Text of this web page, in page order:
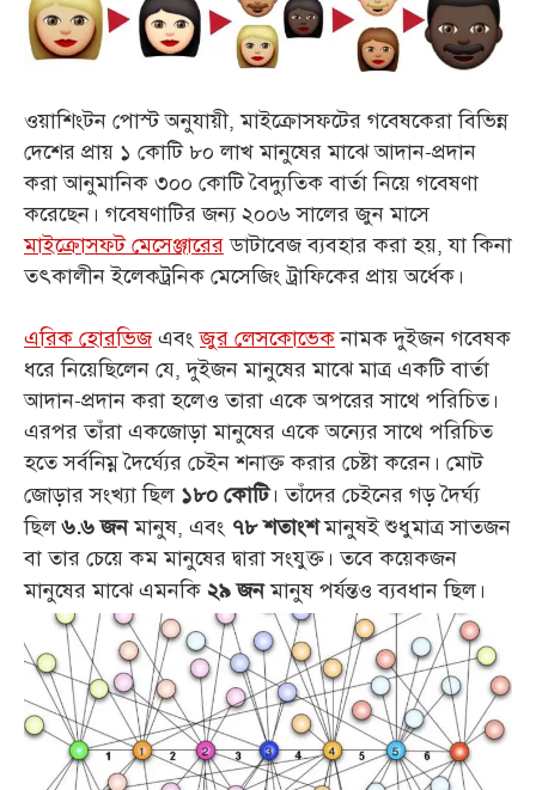
ওয়াশিংটন পোস্ট অনুযায়ী, মাইক্রোসফটের গবেষকেরা বিভিন্ন
দেশের প্রায় ১ কোটি ৮০ লাখ মানুষের মাঝে আদান-প্রদান
করা আনুমানিক ৩০০ কোটি বৈদ্যুতিক বার্তা নিয়ে গবেষণা
করেছেন। গবেষণাটির জন্য ২০০৬ সালের জুন মাসে
মাইক্রোসফট মেসেঞ্জারেরডাটাবেজ ব্যবহার করা হয়, যা কিনা
তৎকালীন ইলেকট্রনিক মেসেজিং ট্রাফিকের প্রায় অর্ধেক।
এরিক হোরভিজএবংজুর লেসকোভেকনামক দুইজন গবেষক
ধরে নিয়েছিলেন যে, দুইজন মানুষের মাঝে মাত্র একটি বার্তা
আদান-প্রদান করা হলেও তারা একে অপরের সাথে পরিচিত।
এরপর তাঁরা একজোড়া মানুষের একে অন্যের সাথে পরিচিত
হতে সর্বনিম্ন দৈর্ঘ্যের চেইন শনাক্ত করার চেষ্টা করেন। মোট
জোড়ার সংখ্যা ছিল ১৮০ কোটি। তাঁদের চেইনের গড় দৈর্ঘ্য
ছিল৬.৬ জনমানুষ, এবং ৭৮ শতাংশমানুষ‌ই শুধুমাত্র সাতজন
বা তার চেয়ে কম মানুষের দ্বারা সংযুক্ত। তবে কয়েকজন
মানুষের মাঝে এমনকি ২৯ জনমানুষ পর্যন্ত‌ও ব্যবধান ছিল।